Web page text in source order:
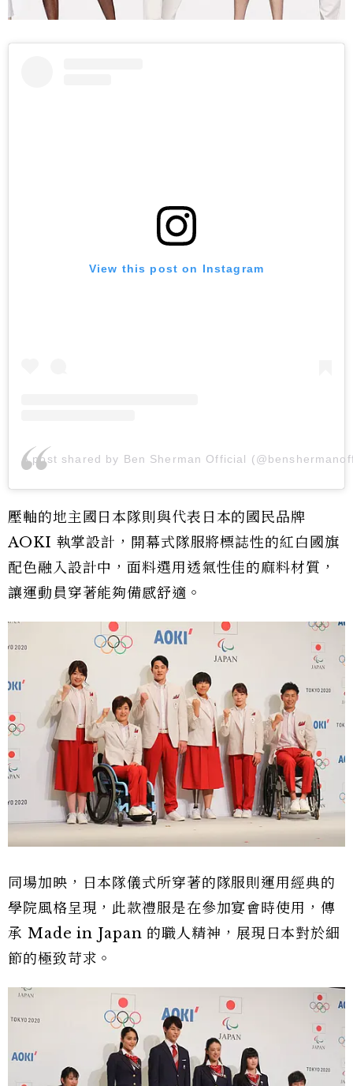
View this post on Instagram
A post shared by Ben Sherman Official
壓軸的地主國日本隊則與代表日本的國民品牌
AOKI 執掌設計，開幕式隊服將標誌性的紅白國旗
配色融入設計中，面料選用透氣性佳的麻料材質，
讓運動員穿著能夠備感舒適。
同場加映，日本隊儀式所穿著的隊服則運用經典的
學院風格呈現，此款禮服是在參加宴會時使用，傳
承 Made in Japan 的職人精神，展現日本對於細
節的極致苛求。